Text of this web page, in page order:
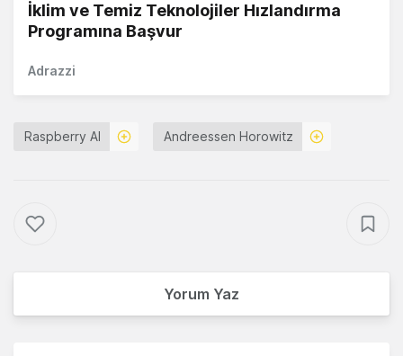
İklim ve Temiz Teknolojiler Hızlandırma
Programına Başvur
Adrazzi
Raspberry AI Andreessen Horowitz
Yorum Yaz